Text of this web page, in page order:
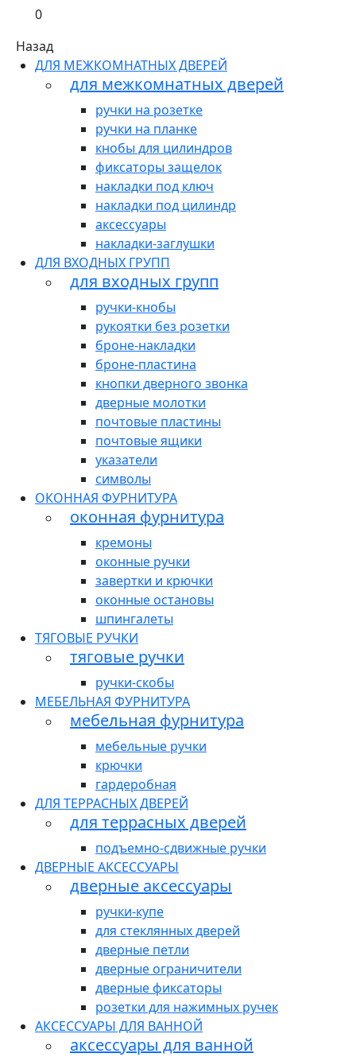
0
Назад
ДЛЯ МЕЖКОМНАТНЫХ ДВЕРЕЙ
для межкомнатных дверей
ручки на розетке
ручки на планке
кнобы для цилиндров
фиксаторы защелок
накладки под ключ
накладки под цилиндр
аксессуары
накладки-заглушки
ДЛЯ ВХОДНЫХ ГРУПП
для входных групп
ручки-кнобы
рукоятки без розетки
броне-накладки
броне-пластина
кнопки дверного звонка
дверные молотки
почтовые пластины
почтовые ящики
указатели
символы
ОКОННАЯ ФУРНИТУРА
оконная фурнитура
кремоны
оконные ручки
завертки и крючки
оконные остановы
шпингалеты
ТЯГОВЫЕ РУЧКИ
тяговые ручки
ручки-скобы
МЕБЕЛЬНАЯ ФУРНИТУРА
мебельная фурнитура
мебельные ручки
крючки
гардеробная
ДЛЯ ТЕРРАСНЫХ ДВЕРЕЙ
для террасных дверей
подъемно-сдвижные ручки
ДВЕРНЫЕ АКСЕССУАРЫ
дверные аксессуары
ручки-купе
для стеклянных дверей
дверные петли
дверные ограничители
дверные фиксаторы
розетки для нажимных ручек
АКСЕССУАРЫ ДЛЯ ВАННОЙ
аксессуары для ванной